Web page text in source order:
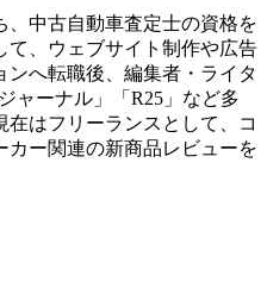
、中古自動車査定士の資格を
て、ウェブサイト制作や広告
へ転職後、編集者・ライタ
ャーナル」「R25」など多
はフリーランスとして、コ
カー関連の新商品レビューを